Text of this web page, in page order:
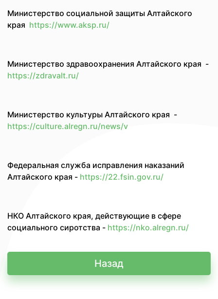
Министерство социальной защиты Алтайского
края https://www.aksp.ru/
Министерство здравоохранения Алтайского края -
https://zdravalt.ru/
Министерство культуры Алтайского края -
https://culture.alregn.ru/news/v
Федеральная служба исправления наказаний
Алтайского края - https://22.fsin.gov.ru/
НКО Алтайского края, действующие в сфере
социального сиротства - https://nko.alregn.ru/
Назад